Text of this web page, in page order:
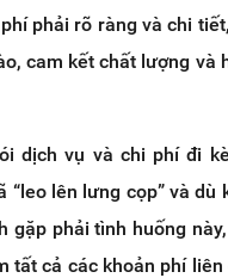
phải rõ ràng và chi
cam kết chất lượng và
dịch vụ và chi phí đi
“leo lên lưng cọp” và
gặp phải tình huống
tất cả các khoản phí